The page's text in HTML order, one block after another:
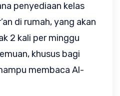
penyediaan kelas
di rumah, yang akan
2 kali per minggu
khusus bagi
membaca Al-